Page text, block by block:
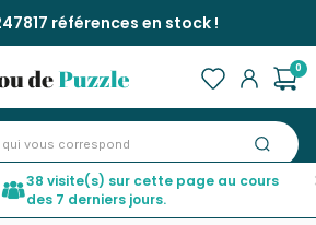
références en stock !
0
>Garfield
38 visite(s) sur cette page au cours
des 7 derniers jours.